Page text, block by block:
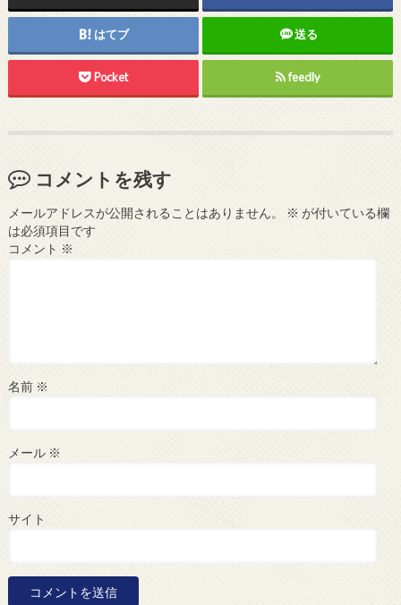
はてブ 送る
Pocket feedly
コメントを残す
メールアドレスが公開されることはありません。 ※ が付いている欄
は必須項目です
コメント ※
名前 ※
メール ※
サイト